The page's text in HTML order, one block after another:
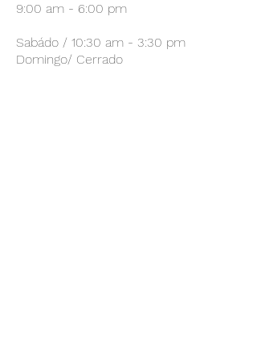
9:00 am - 6:00 pm
Sabádo / 10:30 am - 3:30 pm
Domingo/ Cerrado